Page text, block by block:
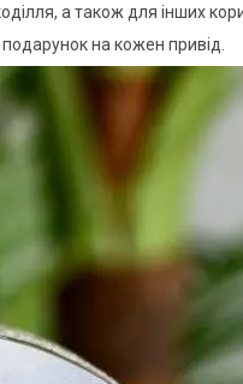
а також для інших
на кожен привід.